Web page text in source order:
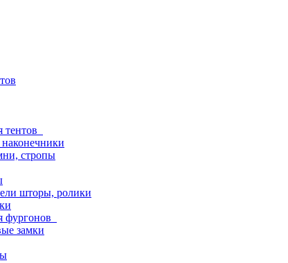
тентов
стропы
шторы, ролики
фургонов
замки